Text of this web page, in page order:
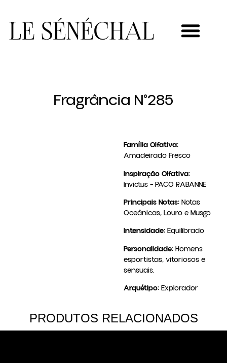
Fragrância N°285
Família Olfativa:
Amadeirado Fresco
Inspiração Olfativa:
Invictus – PACO RABANNE
Principais Notas: Notas
Oceânicas, Louro e Musgo
Intensidade: Equilibrado
Personalidade: Homens
esportistas, vitoriosos e
sensuais.
Arquétipo: Explorador
PRODUTOS RELACIONADOS